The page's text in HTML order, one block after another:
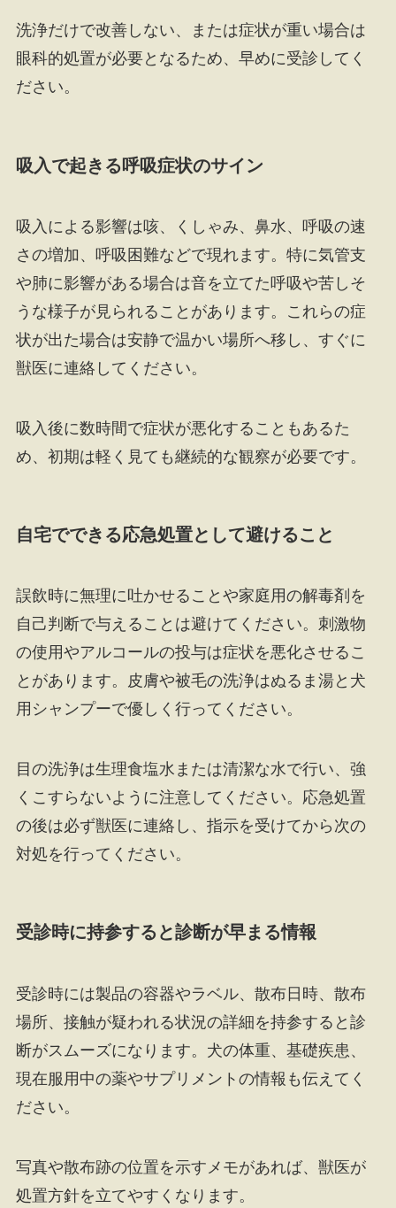
洗浄だけで改善しない、または症状が重い場合は
眼科的処置が必要となるため、早めに受診してく
ださい。
吸入で起きる呼吸症状のサイン
吸入による影響は咳、くしゃみ、鼻水、呼吸の速
さの増加、呼吸困難などで現れます。特に気管支
や肺に影響がある場合は音を立てた呼吸や苦しそ
うな様子が見られることがあります。これらの症
状が出た場合は安静で温かい場所へ移し、すぐに
獣医に連絡してください。
吸入後に数時間で症状が悪化することもあるた
め、初期は軽く見ても継続的な観察が必要です。
自宅でできる応急処置として避けること
誤飲時に無理に吐かせることや家庭用の解毒剤を
自己判断で与えることは避けてください。刺激物
の使用やアルコールの投与は症状を悪化させるこ
とがあります。皮膚や被毛の洗浄はぬるま湯と犬
用シャンプーで優しく行ってください。
目の洗浄は生理食塩水または清潔な水で行い、強
くこすらないように注意してください。応急処置
の後は必ず獣医に連絡し、指示を受けてから次の
対処を行ってください。
受診時に持参すると診断が早まる情報
受診時には製品の容器やラベル、散布日時、散布
場所、接触が疑われる状況の詳細を持参すると診
断がスムーズになります。犬の体重、基礎疾患、
現在服用中の薬やサプリメントの情報も伝えてく
ださい。
写真や散布跡の位置を示すメモがあれば、獣医が
処置方針を立てやすくなります。